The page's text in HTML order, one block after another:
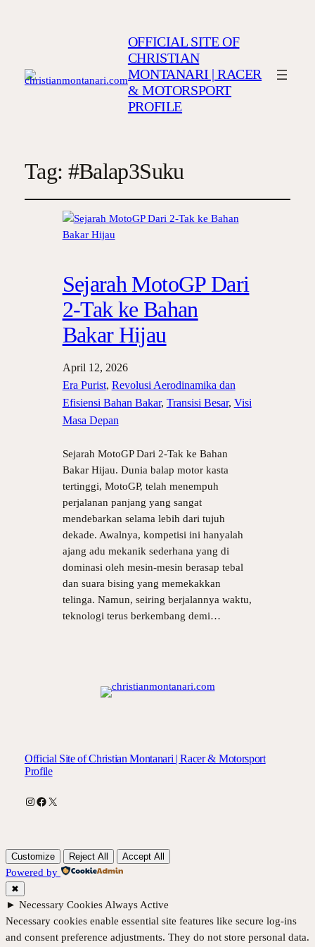
OFFICIAL SITE OF
CHRISTIAN
MONTANARI | RACER
& MOTORSPORT
PROFILE
Tag: #Balap3Suku
Sejarah MotoGP Dari
2-Tak ke Bahan
Bakar Hijau
April 12, 2026
Era Purist, Revolusi Aerodinamika dan
Efisiensi Bahan Bakar, Transisi Besar, Visi
Masa Depan
Sejarah MotoGP Dari 2-Tak ke Bahan
Bakar Hijau. Dunia balap motor kasta
tertinggi, MotoGP, telah menempuh
perjalanan panjang yang sangat
mendebarkan selama lebih dari tujuh
dekade. Awalnya, kompetisi ini hanyalah
ajang adu mekanik sederhana yang di
dominasi oleh mesin-mesin berasap tebal
dan suara bising yang memekakkan
telinga. Namun, seiring berjalannya waktu,
teknologi terus berkembang demi…
Official Site of Christian Montanari | Racer & Motorsport
Profile
Instagram
Facebook
X
Customize Reject All Accept All
Powered by
✖
► Necessary Cookies Always Active
Necessary cookies enable essential site features like secure log-ins
and consent preference adjustments. They do not store personal data.